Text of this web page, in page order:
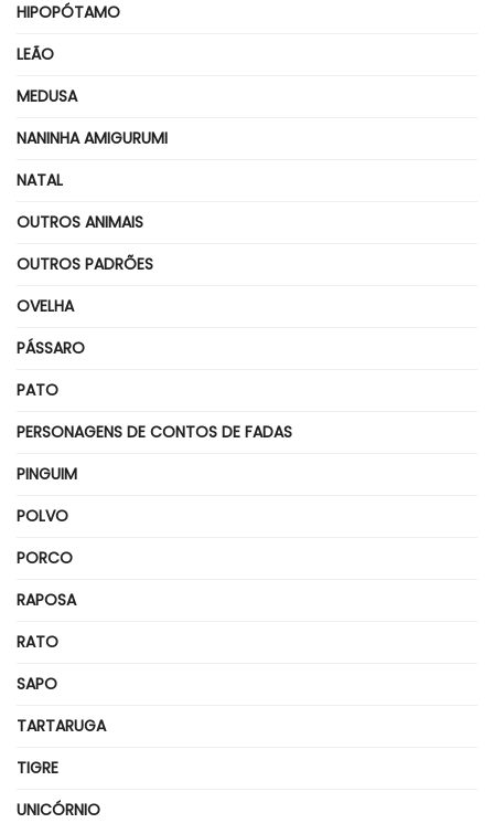
HIPOPÓTAMO
LEÃO
MEDUSA
NANINHA AMIGURUMI
NATAL
OUTROS ANIMAIS
OUTROS PADRÕES
OVELHA
PÁSSARO
PATO
PERSONAGENS DE CONTOS DE FADAS
PINGUIM
POLVO
PORCO
RAPOSA
RATO
SAPO
TARTARUGA
TIGRE
UNICÓRNIO